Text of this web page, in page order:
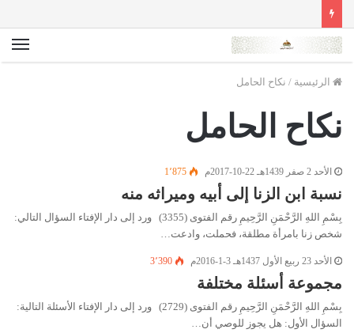
الرئيسية / نكاح الحامل
نكاح الحامل
الأحد 2 صفر 1439هـ 22-10-2017م 1٬875
نسبة ابن الزنا إلى أبيه وميراثه منه
بِسْمِ اللهِ الرَّحْمَنِ الرَّحِيمِ رقم الفتوى (3355) ورد إلى دار الإفتاء السؤال التالي:
شخص زنا بامرأة مطلقة، فحملت، وادعت…
الأحد 23 ربيع الأول 1437هـ 3-1-2016م 3٬390
مجموعة أسئلة مختلفة
بِسْمِ اللهِ الرَّحْمَنِ الرَّحِيمِ رقم الفتوى (2729) ورد إلى دار الإفتاء الأسئلة التالية:
السؤال الأول: هل يجوز للوصي أن…